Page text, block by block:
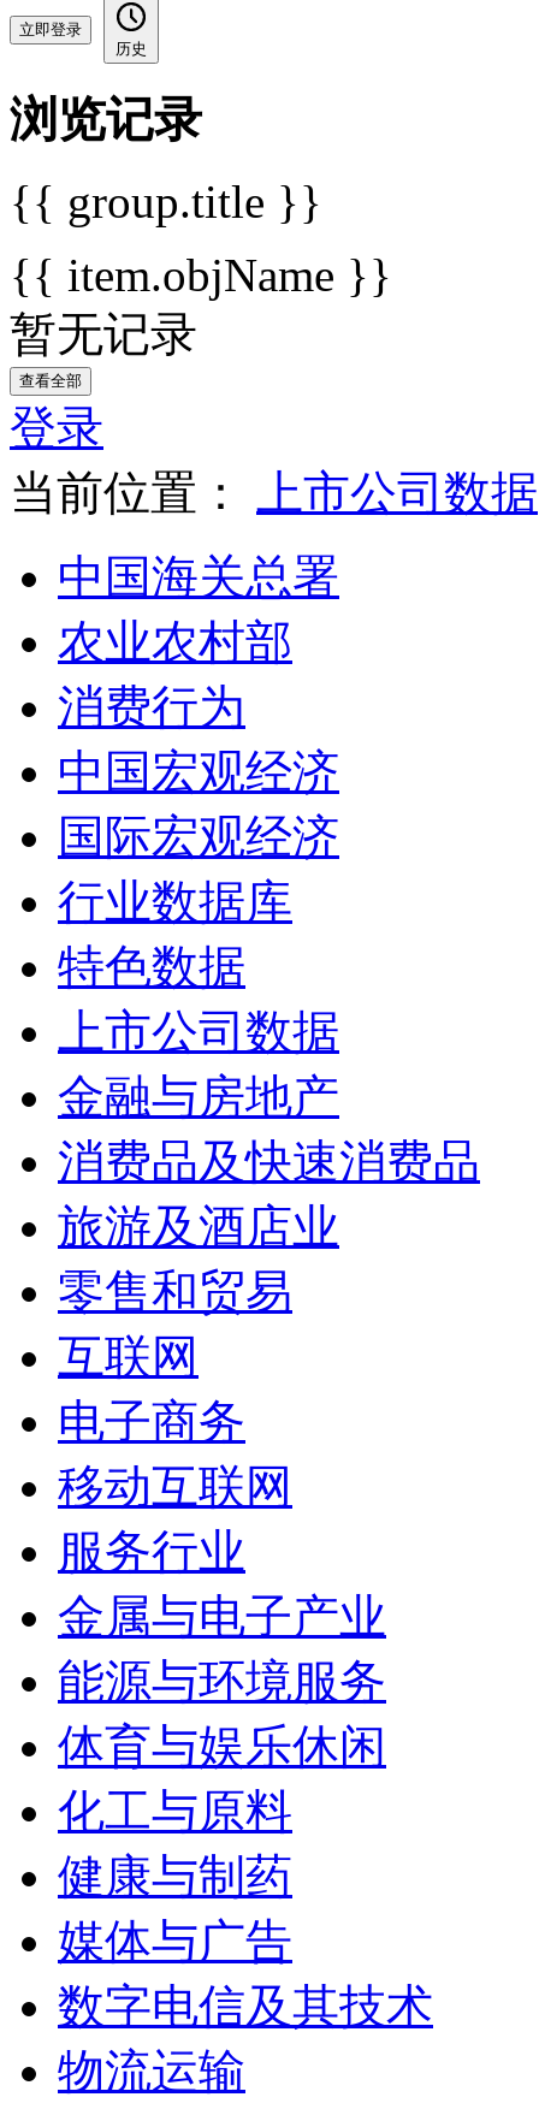
立即登录
历史
浏览记录
{{ group.title }}
{{ item.objName }}
暂无记录
查看全部
登录
当前位置：
上市公司数据
中国海关总署
农业农村部
消费行为
中国宏观经济
国际宏观经济
行业数据库
特色数据
上市公司数据
金融与房地产
消费品及快速消费品
旅游及酒店业
零售和贸易
互联网
电子商务
移动互联网
服务行业
金属与电子产业
能源与环境服务
体育与娱乐休闲
化工与原料
健康与制药
媒体与广告
数字电信及其技术
物流运输